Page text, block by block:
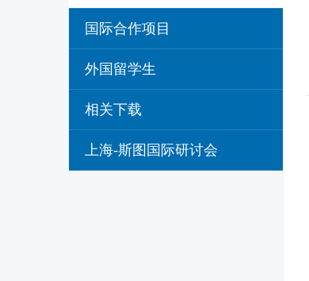
国际合作项目
外国留学生
相关下载
上海-斯图国际研讨会